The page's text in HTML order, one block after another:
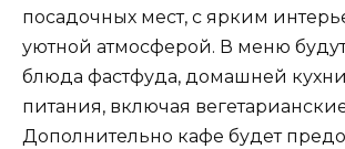
посадочных мест, с ярким
уютной атмосферой. В меню будут
блюда фастфуда, домашней
питания, включая
Дополнительно кафе будет